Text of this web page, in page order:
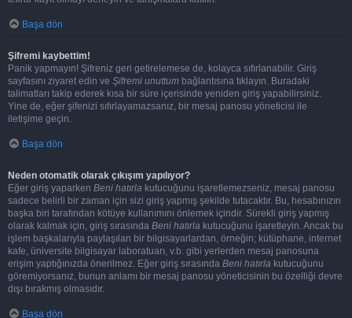
Başa dön
Şifremi kaybettim!
Panik yapmayın! Şifreniz geri getirelemese de, kolayca sıfırlanabilir. Giriş
sayfasını ziyaret edin ve Şifremi unuttum bağlantısına tıklayın. Buradaki
talimatları takip ederek kısa bir süre içerisinde yeniden giriş yapabilirsiniz.
Yine de, eğer şifenizi sıfırlayamazsanız, bir mesaj panosu yöneticisi ile
iletişime geçin.
Başa dön
Neden otomatik olarak çıkışım yapılıyor?
Eğer giriş yaparken Beni hatırla kutucuğunu işaretlemezseniz, mesaj panosu
sadece belirli bir zaman için sizi giriş yapmış şekilde tutacaktır. Bu, hesabınızın
başka biri tarafından kötüye kullanımını önlemek içindir. Sürekli giriş yapmış
olarak kalmak için, giriş sırasında Beni hatırla kutucuğunu işaretleyin. Ancak bu
işlem başkalarıyla paylaşılan bir bilgisayarlardan, örneğin; kütüphane, internet
kafe, üniversite bilgisayar laboratuarı, v.b. gibi yerlerden mesaj panosuna
erişim yaptığınızda önerilmez. Eğer giriş sırasında Beni hatırla kutucuğunu
göremiyorsanız, bunun anlamı bir mesaj panosu yöneticisinin bu özelliği devre
dışı bırakmış olmasıdır.
Başa dön